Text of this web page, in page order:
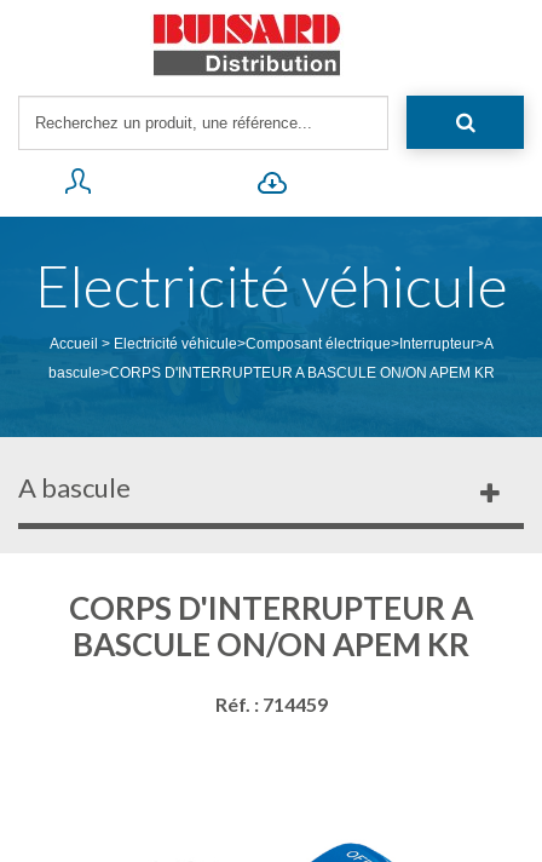
Electricité véhicule
Accueil > Electricité véhicule>Composant électrique>Interrupteur>A
bascule>CORPS D'INTERRUPTEUR A BASCULE ON/ON APEM KR
A bascule
CORPS D'INTERRUPTEUR A
BASCULE ON/ON APEM KR
Réf. : 714459